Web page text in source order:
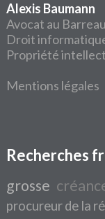
Alexis Baumann
Avocat au
Droit
Propriété
Mentions légales
Recherches
grosse
procureur de la